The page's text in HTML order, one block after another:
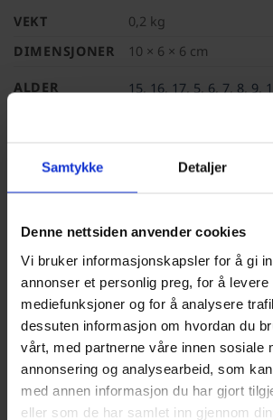
Samtykke Detaljer
Denne nettsiden anvender cookies
Vi bruker informasjonskapsler for å gi
annonser et personlig preg, for å levere
mediefunksjoner og for å analysere
dessuten informasjon om hvordan du
vårt, med partnerne våre innen sosiale
annonsering og analysearbeid, som
med annen informasjon du har gjort
eller som de har samlet inn gjennom
VEKT
0,2 kg
DIMENSJONER
10 × 6 × 6 cm
ALDER 15 16 17 5 6 7 8 9
OMTALER (0)
Omtaler
Det er ingen omtaler ennå.
Legg til en anmeldelse
Stor ametyst